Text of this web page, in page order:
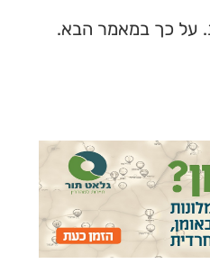
על כך במאמר הבא.